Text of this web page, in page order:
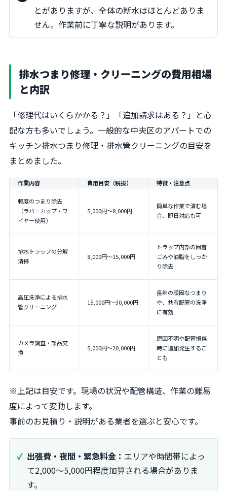
とがありますが、全体の断水はほとんどありま
せん。作業前に丁寧な説明があります。
排水つまり修理・クリーニングの費用相場
と内訳
「修理代はいくらかかる？」「追加請求はある？」と心
配な方も多いでしょう。一般的な中央区のアパートでの
キッチン排水つまり修理・排水管クリーニングの目安を
まとめました。
作業内容 費用目安（税抜） 特徴・注意点
軽度のつまり除去
（ラバーカップ・ワ
イヤー使用）
5,000円～8,000円
簡単な作業で済む場
合、即日対応も可
排水トラップの分解
清掃
8,000円～15,000円
トラップ内部の固着
ごみや油脂をしっか
り除去
高圧洗浄による排水
管クリーニング
15,000円～30,000円
長年の頑固なつまり
や、共有配管の洗浄
に有効
カメラ調査・部品交
換
5,000円～20,000円
原因不明や配管損傷
時に追加発生するこ
とも
※上記は目安です。現場の状況や配管構造、作業の難易
度によって変動します。
事前のお見積り・説明がある業者を選ぶと安心です。
出張費・夜間・緊急料金： エリアや時間帯によっ
て2,000～5,000円程度加算される場合がありま
す。